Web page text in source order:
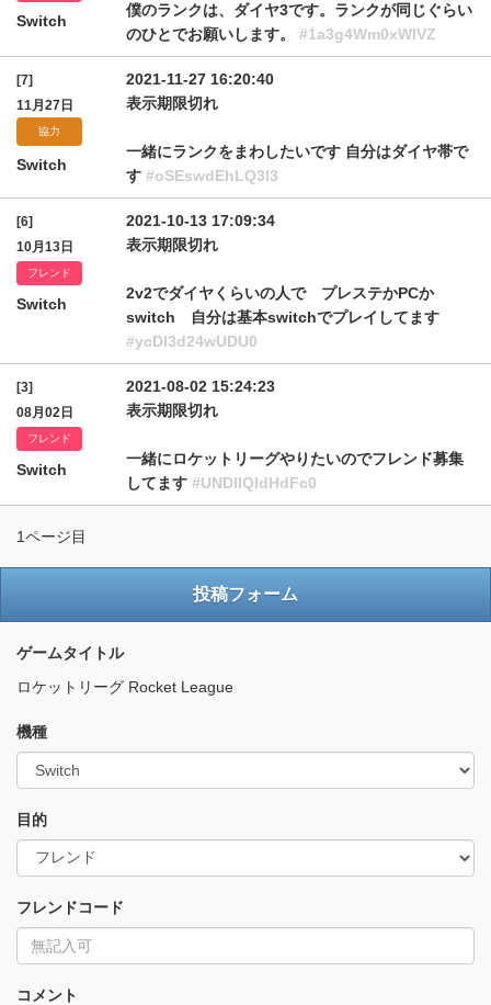
Switch
僕のランクは、ダイヤ3です。ランクが同じぐらい
のひとでお願いします。 #1a3g4Wm0xWlVZ
[7]
11月27日
協力
Switch
2021-11-27 16:20:40
表示期限切れ
一緒にランクをまわしたいです 自分はダイヤ帯で
す #oSEswdEhLQ3l3
[6]
10月13日
フレンド
Switch
2021-10-13 17:09:34
表示期限切れ
2v2でダイヤくらいの人で プレステかPCか
switch 自分は基本switchでプレイしてます
#ycDl3d24wUDU0
[3]
08月02日
フレンド
Switch
2021-08-02 15:24:23
表示期限切れ
一緒にロケットリーグやりたいのでフレンド募集
してます #UNDlIQldHdFc0
1ページ目
投稿フォーム
ゲームタイトル
ロケットリーグ Rocket League
機種
目的
フレンドコード
コメント